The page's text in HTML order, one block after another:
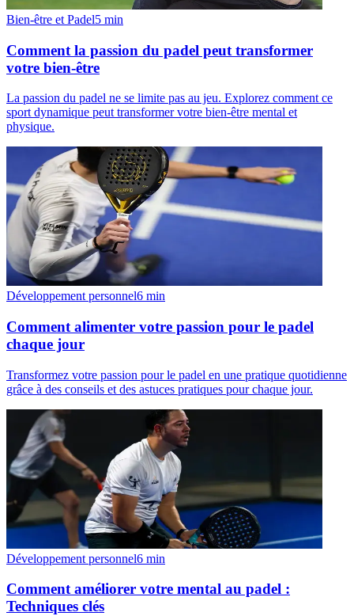
Bien-être et Padel5 min
Comment la passion du padel peut transformer
votre bien-être
La passion du padel ne se limite pas au jeu. Explorez comment ce
sport dynamique peut transformer votre bien-être mental et
physique.
Développement personnel6 min
Comment alimenter votre passion pour le padel
chaque jour
Transformez votre passion pour le padel en une pratique quotidienne
grâce à des conseils et des astuces pratiques pour chaque jour.
Développement personnel6 min
Comment améliorer votre mental au padel :
Techniques clés